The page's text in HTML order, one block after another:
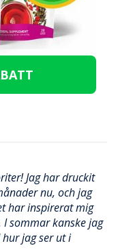
Jag har druckit
nu, och jag
har inspirerat mig
sommar kanske jag
jag ser ut i